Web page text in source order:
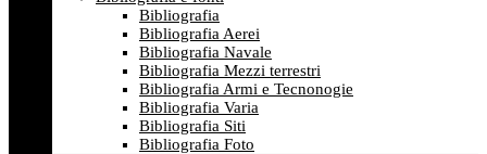
Bibliografia
Bibliografia Aerei
Bibliografia Navale
Bibliografia Mezzi terrestri
Bibliografia Armi e Tecnonogie
Bibliografia Varia
Bibliografia Siti
Bibliografia Foto